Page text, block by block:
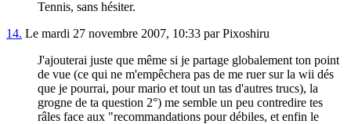
Tennis, sans hésiter.
14. Le mardi 27 novembre 2007, 10:33 par Pixoshiru
J'ajouterai juste que même si je partage globalement ton point
de vue (ce qui ne m'empêchera pas de me ruer sur la wii dés
que je pourrai, pour mario et tout un tas d'autres trucs), la
grogne de ta question 2°) me semble un peu contredire tes
râles face aux "recommandations pour débiles, et enfin le